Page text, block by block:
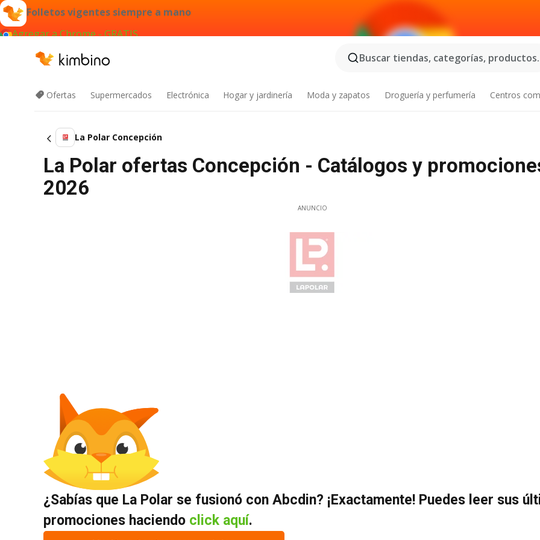
Folletos vigentes siempre a mano
Agregar a Chrome - GRATIS
Buscar tiendas, categorías,
Ofertas Supermercados Electrónica Hogar y jardinería Moda y zapatos Droguería y perfumería Centros
La Polar Concepción
La Polar ofertas Concepción - Catálogos y
2026
ANUNCIO
¿Sabías que La Polar se fusionó con Abcdin? ¡Exactamente! Puedes leer sus
promociones haciendo click aquí.